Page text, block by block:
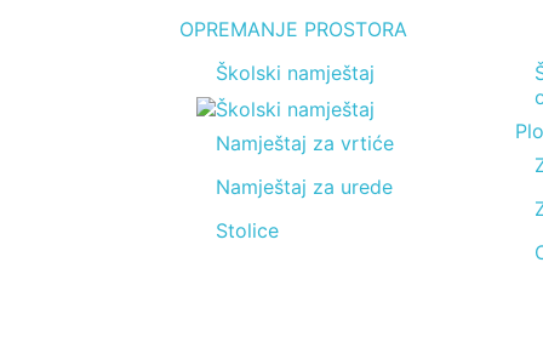
OPREMANJE PROSTORA
Školski namještaj
Namještaj za vrtiće
Namještaj za urede
Stolice